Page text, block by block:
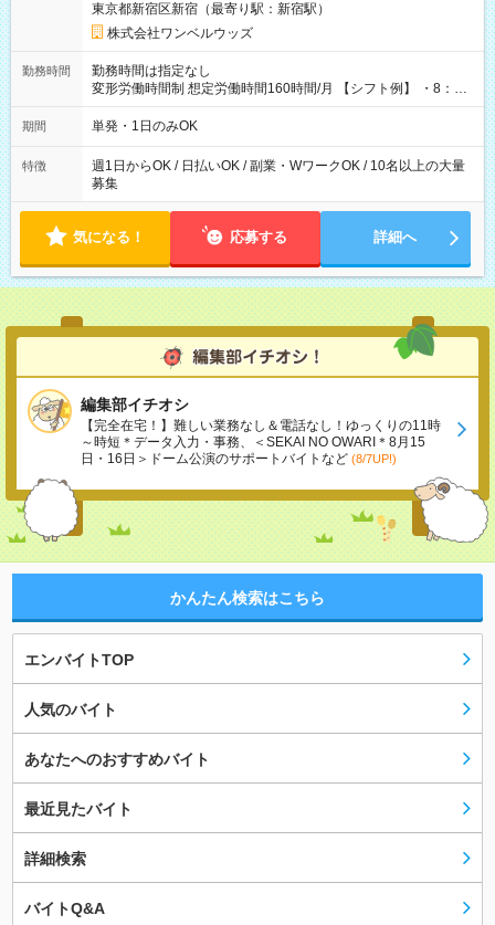
東京都新宿区新宿（最寄り駅：新宿駅）
株式会社ワンベルウッズ
勤務時間
勤務時間は指定なし
変形労働時間制 想定労働時間160時間/月 【シフト例】 ・8：00
～21：00
期間 単発・1日のみOK
特徴
週1日からOK / 日払いOK / 副業・WワークOK / 10名以上の大量
募集
気になる！ 応募する 詳細へ
編集部イチオシ
【完全在宅！】難しい業務なし＆電話なし！ゆっくりの11時
～時短＊データ入力・事務、＜SEKAI NO OWARI＊8月15
日・16日＞ドーム公演のサポートバイトなど (8/7UP!)
かんたん検索はこちら
エンバイトTOP
人気のバイト
あなたへのおすすめバイト
最近見たバイト
詳細検索
バイトQ&A